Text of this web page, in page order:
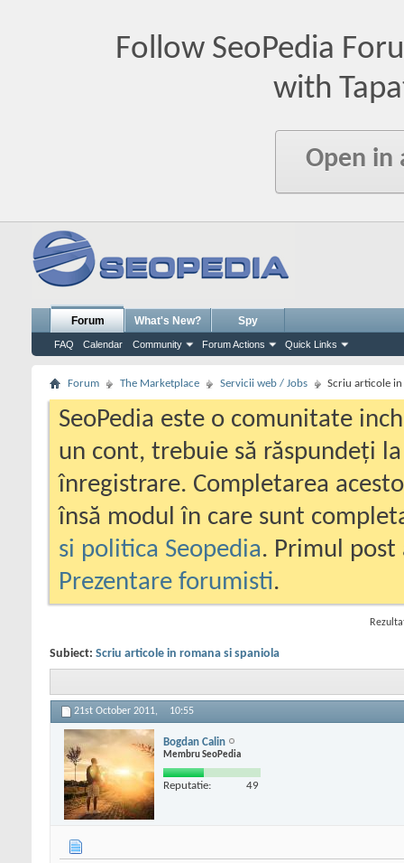
Follow SeoPedia
with
Open in
Forum
FAQ Calendar Community Forum Actions Quick Links
What's New? Spy
Forum The Marketplace Servicii web / Jobs Scriu articole
SeoPedia este o comunitate
un cont, trebuie să răspundeți
înregistrare. Completarea
însă modul în care sunt
si politica Seopedia. Primul
Prezentare forumisti.
Subiect: Scriu articole in romana si spaniola
21st October 2011, 10:55
Bogdan Calin
Membru SeoPedia
Reputatie: 49